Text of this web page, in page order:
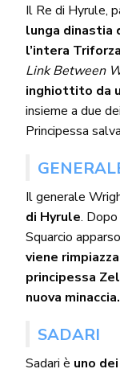
Il Re di Hyrule,
lunga dinastia
l’intera Triforza
Link Between
inghiottito da
insieme a due
Principessa
Il generale
di Hyrule.
Squarcio
viene
principessa
nuova minaccia.
SADARI
Sadari è uno